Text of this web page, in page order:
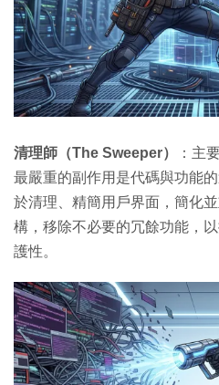
清理師（The Sweeper）
：主
最嚴重的副作用是代碼與功能
於清理、精簡用戶界面，簡化
構，移除不必要的冗餘功能，
護性。